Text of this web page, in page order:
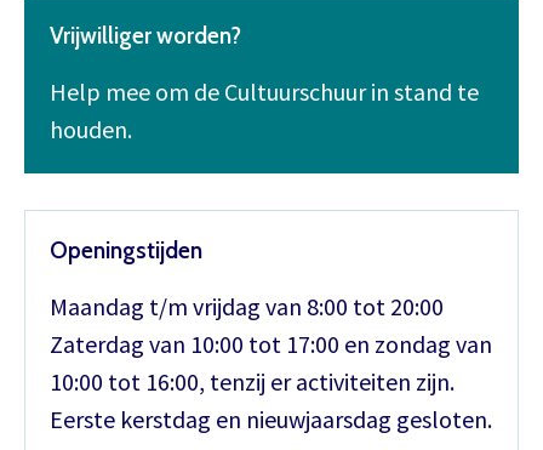
Vrijwilliger worden?
Help mee om de Cultuurschuur in stand te
houden.
Openingstijden
Maandag t/m vrijdag van 8:00 tot 20:00
Zaterdag van 10:00 tot 17:00 en zondag van
10:00 tot 16:00, tenzij er activiteiten zijn.
Eerste kerstdag en nieuwjaarsdag gesloten.